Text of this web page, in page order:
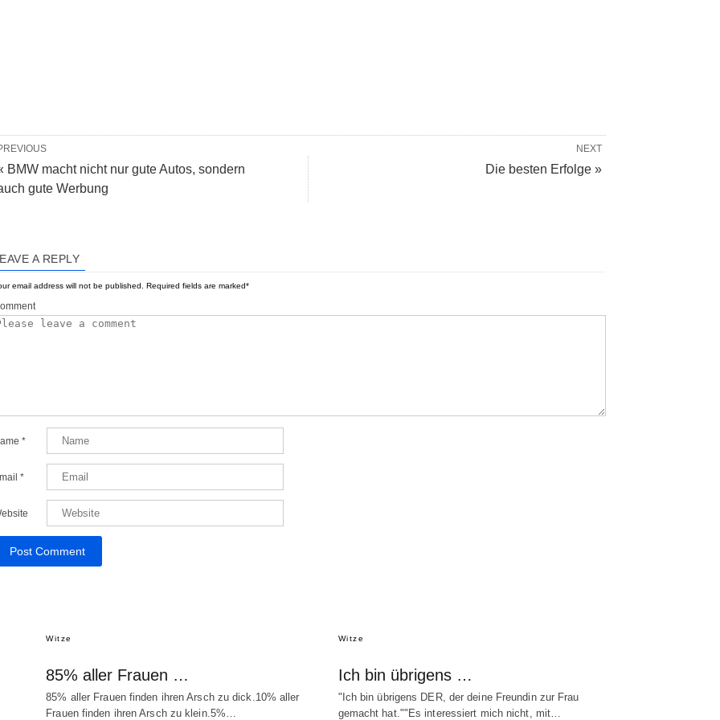
NEXT
Die besten Erfolge »
BMW macht nicht nur gute Autos, sondern
gute Werbung
A REPLY
email address will not be published. Required fields are marked*
*
*
Witze
85% aller Frauen …
85% aller Frauen finden ihren Arsch zu dick.10% aller
Frauen finden ihren Arsch zu klein.5%…
Witze
Ich bin übrigens …
"Ich bin übrigens DER, der deine Freundin zur Frau
gemacht hat.""Es interessiert mich nicht, mit…